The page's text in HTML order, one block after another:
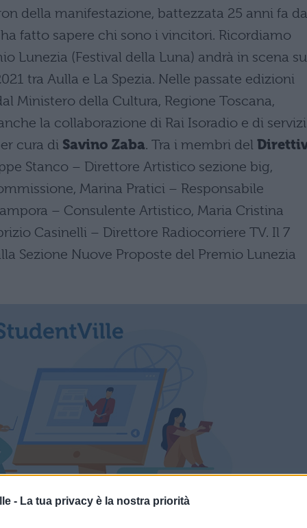
- La tua privacy è la nostra priorità
della manifestazione, battezzata 25 anni fa
fatto sapere chi sono i vincitori. Ricordiamo
Lunezia (Festival della Luna) andrà in scena su
tra Aulla e La Spezia. Nelle passate edizioni
Ministero della Cultura, Regione Toscana,
la collaborazione di Rai Isoradio e di servizi
cura di Savino Zaba. Tra i membri del
Stanco – Direttore Artistico sezione big,
Marina Pratici – Responsabile
– Consulente Artistico, Maria Cristina
Casinelli – Direttore Radiocorriere TV. Il 7
Sezione Nuove Proposte del Premio Lunezia